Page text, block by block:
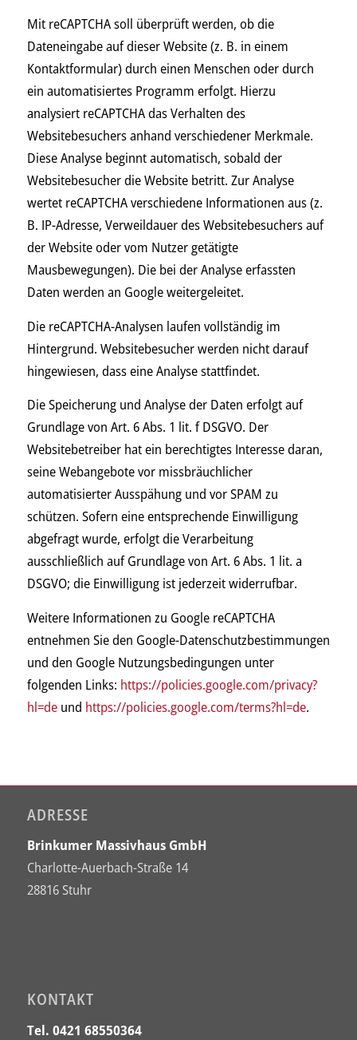
Mit reCAPTCHA soll überprüft werden, ob die
Dateneingabe auf dieser Website (z. B. in einem
Kontaktformular) durch einen Menschen oder durch
ein automatisiertes Programm erfolgt. Hierzu
analysiert reCAPTCHA das Verhalten des
Websitebesuchers anhand verschiedener Merkmale.
Diese Analyse beginnt automatisch, sobald der
Websitebesucher die Website betritt. Zur Analyse
wertet reCAPTCHA verschiedene Informationen aus (z.
B. IP-Adresse, Verweildauer des Websitebesuchers auf
der Website oder vom Nutzer getätigte
Mausbewegungen). Die bei der Analyse erfassten
Daten werden an Google weitergeleitet.
Die reCAPTCHA-Analysen laufen vollständig im
Hintergrund. Websitebesucher werden nicht darauf
hingewiesen, dass eine Analyse stattfindet.
Die Speicherung und Analyse der Daten erfolgt auf
Grundlage von Art. 6 Abs. 1 lit. f DSGVO. Der
Websitebetreiber hat ein berechtigtes Interesse daran,
seine Webangebote vor missbräuchlicher
automatisierter Ausspähung und vor SPAM zu
schützen. Sofern eine entsprechende Einwilligung
abgefragt wurde, erfolgt die Verarbeitung
ausschließlich auf Grundlage von Art. 6 Abs. 1 lit. a
DSGVO; die Einwilligung ist jederzeit widerrufbar.
Weitere Informationen zu Google reCAPTCHA
entnehmen Sie den Google-Datenschutzbestimmungen
und den Google Nutzungsbedingungen unter
folgenden Links: https://policies.google.com/privacy?
hl=deund https://policies.google.com/terms?hl=de.
ADRESSE
Brinkumer Massivhaus GmbH
Charlotte-Auerbach-Straße 14
28816 Stuhr
KONTAKT
Tel. 0421 68550364